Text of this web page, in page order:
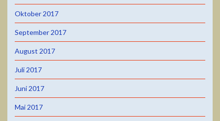
Oktober 2017
September 2017
August 2017
Juli 2017
Juni 2017
Mai 2017